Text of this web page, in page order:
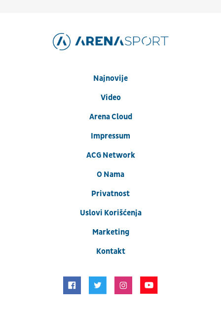
Najnovije
Video
Arena Cloud
Impressum
ACG Network
O Nama
Privatnost
Uslovi Korišćenja
Marketing
Kontakt